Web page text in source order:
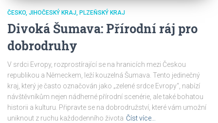
ČESKO JIHOČESKÝ KRAJ PLZEŇSKÝ KRAJ
Divoká Šumava: Přírodní ráj pro
dobrodruhy
V srdci Evropy, rozprostírající se na hranicích mezi Českou
republikou a Německem, leží kouzelná Šumava. Tento jedinečný
kraj, který je často označován jako „zelené srdce Evropy“, nabízí
návštěvníkům nejen nádherné přírodní scenérie, ale také bohatou
historii a kulturu. Připravte se na dobrodružství, které vám umožní
uniknout z ruchu každodenního života Číst více…